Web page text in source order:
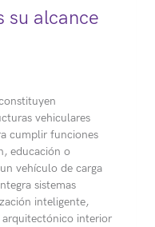
su alcance
vehiculares
cumplir funciones
educación o
vehículo de carga
sistemas
inteligente,
interior